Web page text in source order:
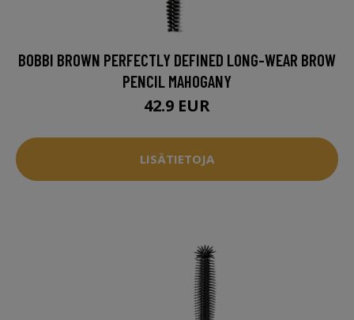
BOBBI BROWN PERFECTLY DEFINED LONG-WEAR BROW
PENCIL MAHOGANY
42.9 EUR
LISÄTIETOJA